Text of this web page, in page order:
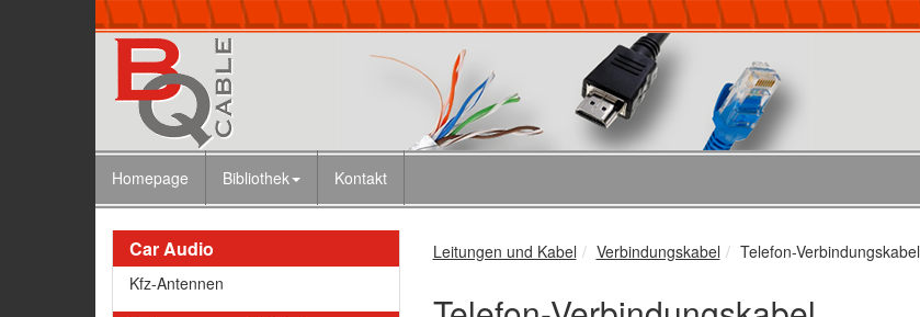
Homepage Bibliothek Kontakt
Car Audio
Kfz-Antennen
Leitungen und Kabel Verbindungskabel Telefon-Verbindungskabel